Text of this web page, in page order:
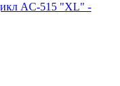
AC-515 "XL" -